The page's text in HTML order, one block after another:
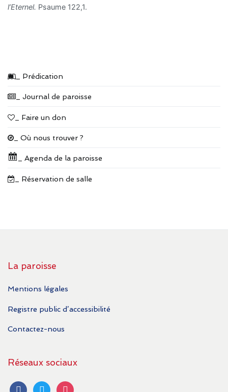
l’Eternel. Psaume 122,1.
_ Prédication
_ Journal de paroisse
_ Faire un don
_ Où nous trouver ?
_ Agenda de la paroisse
_ Réservation de salle
La paroisse
Mentions légales
Registre public d’accessibilité
Contactez-nous
Réseaux sociaux
facebooktwitter instagram